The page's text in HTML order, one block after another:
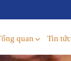
quan Tin tức